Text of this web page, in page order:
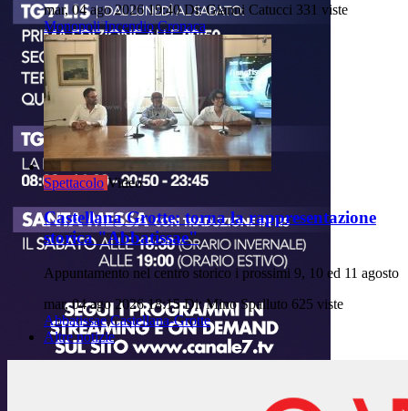
mar, 04 ago 2026 19:40 Di: Gianni Catucci 331 viste
Monopoli Incendio Cronaca
Spettacolo Video
Castellana Grotte: torna la rappresentazione
storica "Abbatissae"
Appuntamento nel centro storico i prossimi 9, 10 ed 11 agosto
mar, 04 ago 2026 18:15 Di: Mino Spalluto 625 viste
Abbatissae Castellana-Grotte
Altre notizie